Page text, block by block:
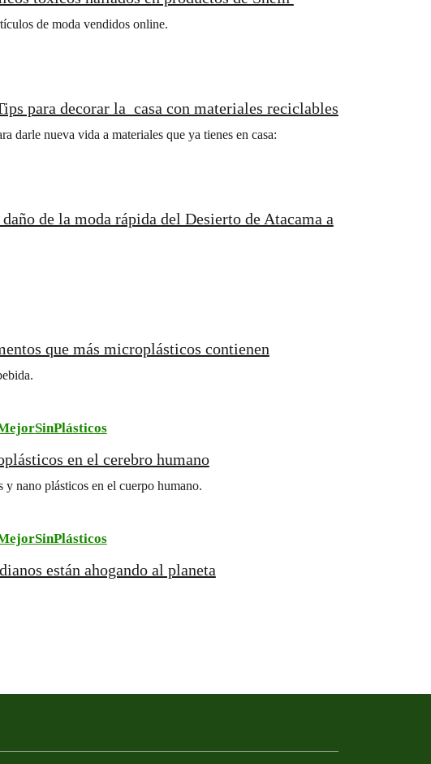
de moda vendidos online.
para decorar la casa con materiales reciclables
darle nueva vida a materiales que ya tienes en casa:
de la moda rápida del Desierto de Atacama a
que más microplásticos contienen
en el cerebro humano
nano plásticos en el cuerpo humano.
están ahogando al planeta